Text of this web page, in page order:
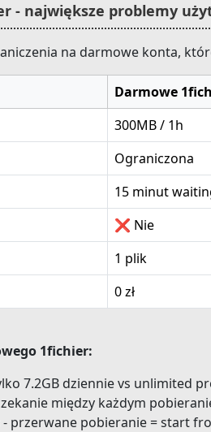
- największe problemy
na darmowe konta,
Darmowe
300MB / 1h
Ograniczona
15 minut
❌ Nie
1 plik
0 zł
1fichier:
7.2GB dziennie vs unlimited
między każdym
- przerwane pobieranie = start